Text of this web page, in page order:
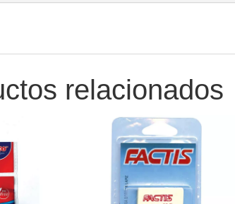
relacionados